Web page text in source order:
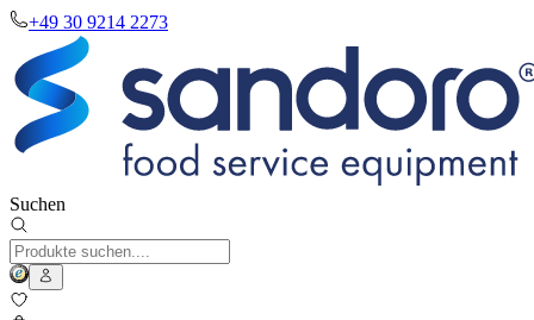
+49 30 9214 2273
Suchen